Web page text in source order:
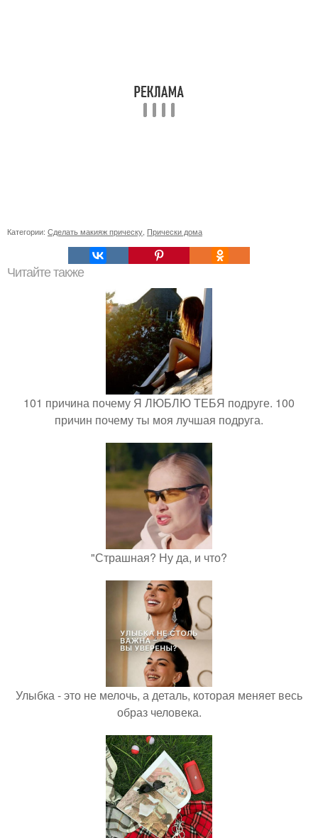
Категории: Сделать макияж прическу Прически дома
Читайте также
101 причина почему Я ЛЮБЛЮ ТЕБЯ подруге. 100
причин почему ты моя лучшая подруга.
"Страшная? Ну да, и что?
Улыбка - это не мелочь, а деталь, которая меняет весь
образ человека.